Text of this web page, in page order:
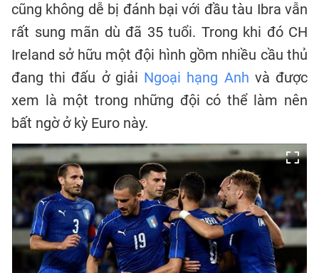
cũng không dễ bị đánh bại với đầu tàu Ibra vẫn
rất sung mãn dù đã 35 tuổi. Trong khi đó CH
Ireland sở hữu một đội hình gồm nhiều cầu thủ
đang thi đấu ở giải Ngoại hạng Anh và được
xem là một trong những đội có thể làm nên
bất ngờ ở kỳ Euro này.